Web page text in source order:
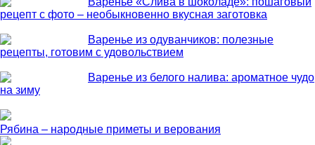
рецепт с фото – необыкновенно вкусная заготовка
Варенье из одуванчиков: полезные
рецепты, готовим с удовольствием
Варенье из белого налива: ароматное чудо
на зиму
Рябина – народные приметы и верования